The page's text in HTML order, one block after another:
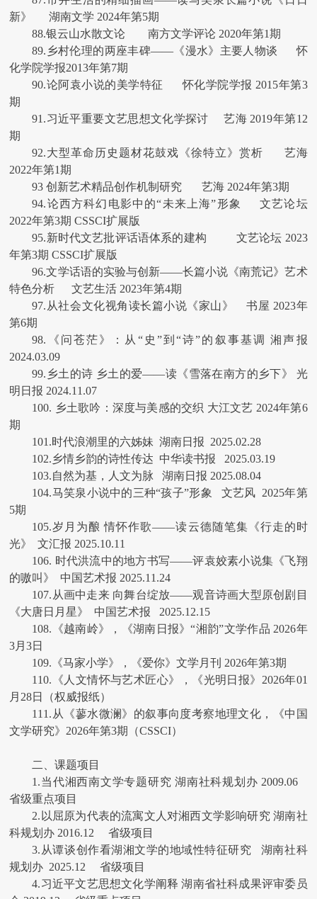
新》 湖南文学 2024年第5期
88.银云山水散文论 南方文学评论 2020年第1期
89.乡村伦理的两座丰碑——《漫水》主要人物谈 怀
化学院学报2013年第7期
90.论阿袁小说的美学特征 怀化学院学报 2015年第3
期
91.习近平重要文艺思想文化学探讨 艺海 2019年第12
期
92.大型革命历史题材花鼓戏《徐特立》赏析 艺海
2022年第1期
93 创新艺术精品创作机制研究 艺海 2024年第3期
94.论西方科幻电影中的“未来上海”形象 文艺论坛
2022年第3期 CSSCI扩展版
95.新时代文艺批评话语体系的建构 文艺论坛 2023
年第3期 CSSCI扩展版
96.文学话语的实验与创新——长篇小说《南荒记》艺术
特色分析 文艺生活 2023年第4期
97.从社会文化视角读长篇小说《家山》 书屋 2023年
第6期
98.《问苍茫》：从“史”到“诗”的叙事基调 湘声报
2024.03.09
99.乡土的诗 乡土的爱——读《雪落在南方的乡下》 光
明日报 2024.11.07
100. 乡土歌吟：深度与美感的交织 大江文艺 2024年第6
期
101.时代浪潮里的六姊妹 湖南日报 2025.02.28
102.乡情乡韵的诗性传达 中华读书报 2025.03.19
103.自然为基，人文为脉 湖南日报 2025.08.04
104.马笑泉小说中的三种“孩子”形象 文艺风 2025年第
5期
105.岁月为酿 情怀作歌——读云德随笔集《行走的时
光》 文汇报 2025.10.11
106. 时代洪流中的地方书写——评袁姣素小说集《飞翔
的嗷叫》 中国艺术报 2025.11.24
107.从画中走来 向舞台绽放——观音诗画大型原创剧目
《大唐日月星》 中国艺术报 2025.12.15
108.《越南岭》，《湖南日报》“湘韵”文学作品 2026年
3月3日
109.《马家小学》，《爱你》文学月刊 2026年第3期
110.《人文情怀与艺术匠心》，《光明日报》2026年01
月28日（权威报纸）
111.从《蓼水微澜》的叙事向度考察地理文化，《中国
文学研究》2026年第3期（CSSCI）
二、课题项目
1.当代湘西南文学专题研究 湖南社科规划办 2009.06
省级重点项目
2.以屈原为代表的流寓文人对湘西文学影响研究 湖南社
科规划办 2016.12 省级项目
3.从谭谈创作看湖湘文学的地域性特征研究 湖南社科
规划办 2025.12 省级项目
4.习近平文艺思想文化学阐释 湖南省社科成果评审委员